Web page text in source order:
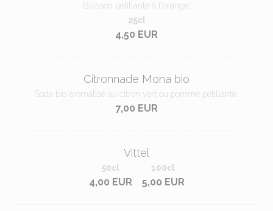
Boisson pétillante à l'orange.
4,50 EUR
25cl
Citronnade Mona bio
Soda bio aromatisé au citron vert ou pomme pétillante.
7,00 EUR
Vittel
4,00 EUR
50cl
5,00 EUR
100cl